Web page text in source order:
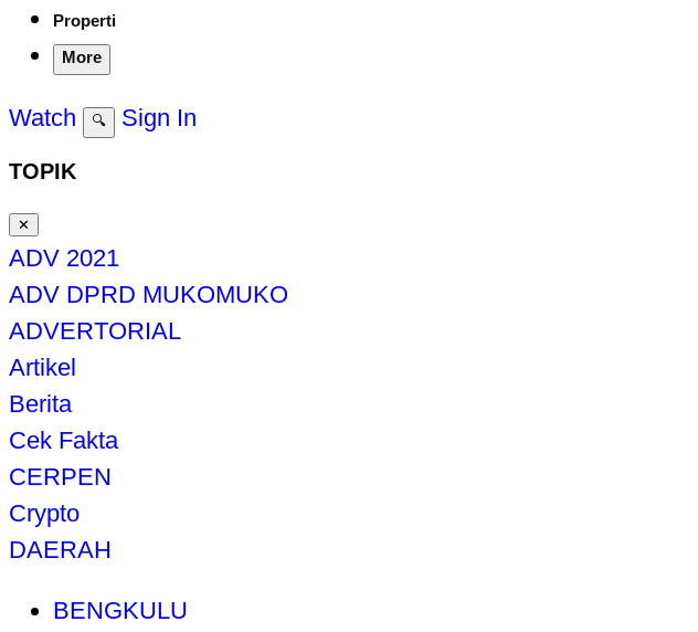
Properti
More
Watch 🔍 Sign In
TOPIK
✕
ADV 2021
ADV DPRD MUKOMUKO
ADVERTORIAL
Artikel
Berita
Cek Fakta
CERPEN
Crypto
DAERAH
BENGKULU